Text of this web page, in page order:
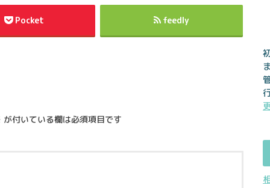
Pocket feedly
が付いている欄は必須項目です